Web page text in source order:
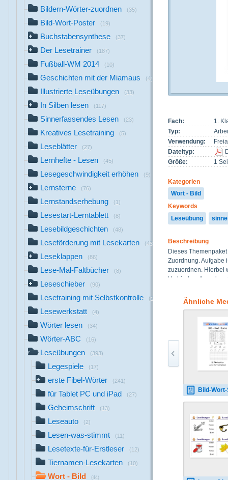
Bildern-Wörter-zuordnen (35)
Bild-Wort-Poster (19)
Buchstabensynthese (37)
Der Lesetrainer (187)
Fußball-WM 2014 (10)
Geschichten mit der Miamaus (4)
Illustrierte Leseübungen (33)
In Silben lesen (117)
Sinnerfassendes Lesen (23)
Kreatives Lesetraining (5)
Leseblätter (27)
Lernhefte - Lesen (45)
Lesegeschwindigkeit erhöhen (9)
Lernsterne (76)
Lernstandserhebung (1)
Lesestart-Lerntablett (8)
Lesebildgeschichten (48)
Leseförderung mit Lesekarten (43)
Leseklappen (86)
Lese-Mal-Faltbücher (8)
Leseschieber (90)
Lesetraining mit Selbstkontrolle (21)
Lesewerkstatt (4)
Wörter lesen (34)
Wörter-ABC (16)
Leseübungen (393)
Legespiele (17)
erste Fibel-Wörter (241)
für Tablet PC und iPad (27)
Geheimschrift (13)
Leseauto (2)
Lesen-was-stimmt (11)
Lesetexte-für-Erstleser (12)
Tiernamen-Lesekarten (10)
Wort - Bild (44)
Fach:
1.
Typ:
Verwendung:
Dateityp:
Größe:
1
Kategorien
Wort - Bild
Keywords
Leseübung
Beschreibung
Dieses
Zuordnung. Aufgabe
zuzuordnen. Hierbei
Verbinden,
Diese
Deckblatt abgeheftet
Ähnliche
Bild-Wort-